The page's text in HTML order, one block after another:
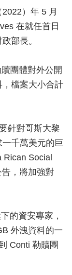
）年 5 月
在就任首日
部長。
團體對外公開
檔案大小合計
針對哥斯大黎
千萬美元的巨
Social
，將加強對
的資安專家，
外洩資料的一
Conti 勒贖團